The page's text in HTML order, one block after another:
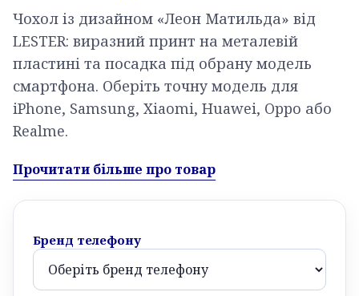
Чохол із дизайном «Леон Матильда» від
LESTER: виразний принт на металевій
пластині та посадка під обрану модель
смартфона. Оберіть точну модель для
iPhone, Samsung, Xiaomi, Huawei, Oppo або
Realme.
Прочитати більше про товар
Бренд телефону